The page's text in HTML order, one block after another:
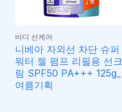
바디 선케어
니베아 자외선 차단 슈퍼
워터 젤 펌프 리필용 선크
림 SPF50 PA+++ 125g_
여름기획